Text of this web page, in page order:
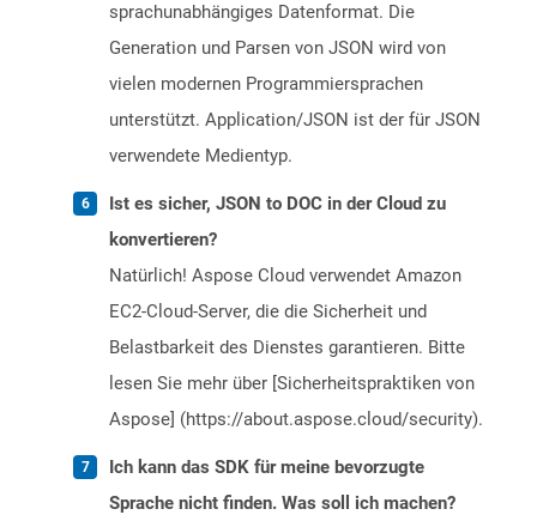
sprachunabhängiges Datenformat. Die
Generation und Parsen von JSON wird von
vielen modernen Programmiersprachen
unterstützt. Application/JSON ist der für JSON
verwendete Medientyp.
Ist es sicher, JSON to DOC in der Cloud zu
konvertieren?
Natürlich! Aspose Cloud verwendet Amazon
EC2-Cloud-Server, die die Sicherheit und
Belastbarkeit des Dienstes garantieren. Bitte
lesen Sie mehr über [Sicherheitspraktiken von
Aspose] (https://about.aspose.cloud/security).
Ich kann das SDK für meine bevorzugte
Sprache nicht finden. Was soll ich machen?